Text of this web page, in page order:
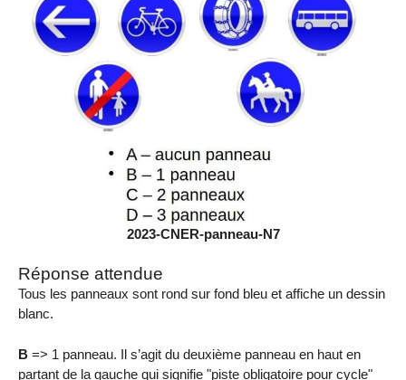
2023-CNER-panneau-N7
Réponse attendue
Tous les panneaux sont rond sur fond bleu et affiche un dessin
blanc.
B => 1 panneau. Il s’agit du deuxième panneau en haut en
partant de la gauche qui signifie "piste obligatoire pour cycle"